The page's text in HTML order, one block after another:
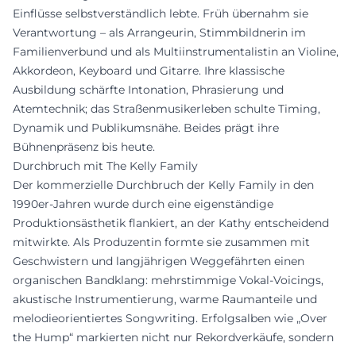
Einflüsse selbstverständlich lebte. Früh übernahm sie
Verantwortung – als Arrangeurin, Stimmbildnerin im
Familienverbund und als Multiinstrumentalistin an Violine,
Akkordeon, Keyboard und Gitarre. Ihre klassische
Ausbildung schärfte Intonation, Phrasierung und
Atemtechnik; das Straßenmusikerleben schulte Timing,
Dynamik und Publikumsnähe. Beides prägt ihre
Bühnenpräsenz bis heute.
Durchbruch mit The Kelly Family
Der kommerzielle Durchbruch der Kelly Family in den
1990er-Jahren wurde durch eine eigenständige
Produktionsästhetik flankiert, an der Kathy entscheidend
mitwirkte. Als Produzentin formte sie zusammen mit
Geschwistern und langjährigen Weggefährten einen
organischen Bandklang: mehrstimmige Vokal-Voicings,
akustische Instrumentierung, warme Raumanteile und
melodieorientiertes Songwriting. Erfolgsalben wie „Over
the Hump“ markierten nicht nur Rekordverkäufe, sondern